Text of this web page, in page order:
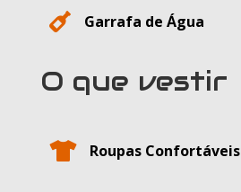
 Garrafa de Água
O que vestir
 Roupas Confortáveis